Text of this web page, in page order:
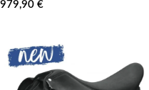
979,90 €